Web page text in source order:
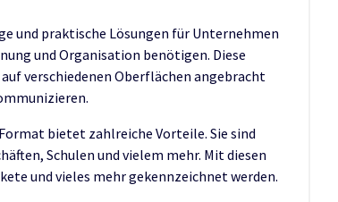
und praktische Lösungen für Unternehmen
und Organisation benötigen. Diese
verschiedenen Oberflächen angebracht
bietet zahlreiche Vorteile. Sie sind
Schulen und vielem mehr. Mit diesen
und vieles mehr gekennzeichnet werden.